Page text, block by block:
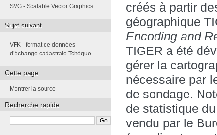
créés à partir
géographique
Encoding and
TIGER a été
gérer la
nécessaire par
de sondage.
de statistique
vendu par le
SVG - Scalable Vector Graphics
Sujet suivant
VFK - format de données
d’échange cadastrale Tchèque
Cette page
Montrer la source
Recherche rapide